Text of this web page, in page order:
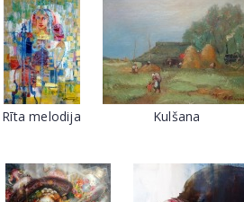
Rīta melodija Kulšana